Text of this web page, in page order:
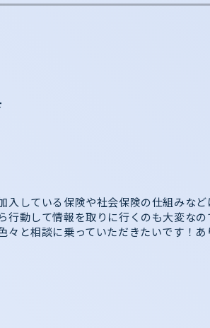
入している保険や社会保険の仕組みな
行動して情報を取りに行くのも大変な
々と相談に乗っていただきたいです！あ